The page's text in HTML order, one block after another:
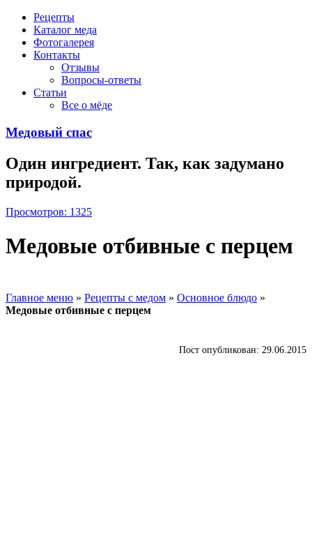
Рецепты
Каталог меда
Фотогалерея
Контакты
Отзывы
Вопросы-ответы
Статьи
Все о мёде
Медовый спас
Один ингредиент. Так, как задумано
природой.
Просмотров: 1325
Медовые отбивные с перцем
Главное меню » Рецепты с медом » Основное блюдо »
Медовые отбивные с перцем
Пост опубликован: 29.06.2015